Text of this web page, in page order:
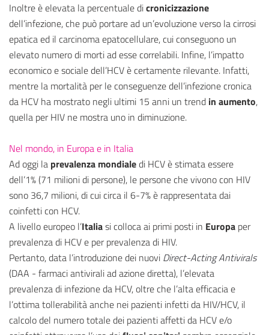
Inoltre è elevata la percentuale dicronicizzazione
dell’infezione, che può portare ad un’evoluzione verso la cirrosi
epatica ed il carcinoma epatocellulare, cui conseguono un
elevato numero di morti ad esse correlabili. Infine, l’impatto
economico e sociale dell’HCV è certamente rilevante. Infatti,
mentre la mortalità per le conseguenze dell’infezione cronica
da HCV ha mostrato negli ultimi 15 anni un trend in aumento,
quella per HIV ne mostra uno in diminuzione.
Nel mondo, in Europa e in Italia
Ad oggi la prevalenza mondialedi HCV è stimata essere
dell’1% (71 milioni di persone), le persone che vivono con HIV
sono 36,7 milioni, di cui circa il 6-7% è rappresentata dai
coinfetti con HCV.
A livello europeo l’Italiasi colloca ai primi posti in Europa per
prevalenza di HCV e per prevalenza di HIV.
Pertanto, data l’introduzione dei nuovi Direct-Acting Antivirals
(DAA - farmaci antivirali ad azione diretta), l’elevata
prevalenza di infezione da HCV, oltre che l’alta efficacia e
l’ottima tollerabilità anche nei pazienti infetti da HIV/HCV, il
calcolo del numero totale dei pazienti affetti da HCV e/o